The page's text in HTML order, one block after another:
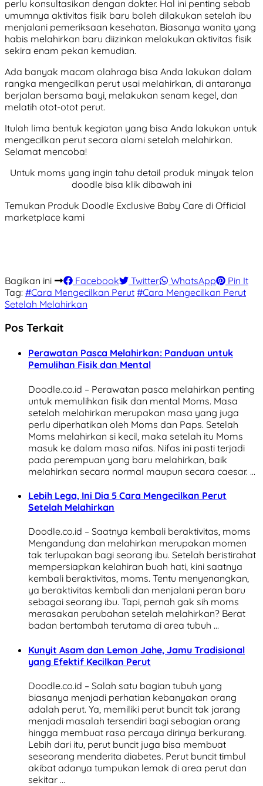
perlu konsultasikan dengan dokter. Hal ini penting sebab
umumnya aktivitas fisik baru boleh dilakukan setelah ibu
menjalani pemeriksaan kesehatan. Biasanya wanita yang
habis melahirkan baru diizinkan melakukan aktivitas fisik
sekira enam pekan kemudian.
Ada banyak macam olahraga bisa Anda lakukan dalam
rangka mengecilkan perut usai melahirkan, di antaranya
berjalan bersama bayi, melakukan senam kegel, dan
melatih otot-otot perut.
Itulah lima bentuk kegiatan yang bisa Anda lakukan untuk
mengecilkan perut secara alami setelah melahirkan.
Selamat mencoba!
Untuk moms yang ingin tahu detail produk minyak telon
doodle bisa klik dibawah ini
Temukan Produk Doodle Exclusive Baby Care di Official
marketplace kami
Bagikan ini Facebook Twitter WhatsApp
Pin It
Tag: #Cara Mengecilkan Perut #Cara Mengecilkan Perut
Setelah Melahirkan
Pos Terkait
Perawatan Pasca Melahirkan: Panduan untuk
Pemulihan Fisik dan Mental
Doodle.co.id – Perawatan pasca melahirkan penting
untuk memulihkan fisik dan mental Moms. Masa
setelah melahirkan merupakan masa yang juga
perlu diperhatikan oleh Moms dan Paps. Setelah
Moms melahirkan si kecil, maka setelah itu Moms
masuk ke dalam masa nifas. Nifas ini pasti terjadi
pada perempuan yang baru melahirkan, baik
melahirkan secara normal maupun secara caesar. …
Lebih Lega, Ini Dia 5 Cara Mengecilkan Perut
Setelah Melahirkan
Doodle.co.id – Saatnya kembali beraktivitas, moms
Mengandung dan melahirkan merupakan momen
tak terlupakan bagi seorang ibu. Setelah beristirahat
mempersiapkan kelahiran buah hati, kini saatnya
kembali beraktivitas, moms. Tentu menyenangkan,
ya beraktivitas kembali dan menjalani peran baru
sebagai seorang ibu. Tapi, pernah gak sih moms
merasakan perubahan setelah melahirkan? Berat
badan bertambah terutama di area tubuh …
Kunyit Asam dan Lemon Jahe, Jamu Tradisional
yang Efektif Kecilkan Perut
Doodle.co.id – Salah satu bagian tubuh yang
biasanya menjadi perhatian kebanyakan orang
adalah perut. Ya, memiliki perut buncit tak jarang
menjadi masalah tersendiri bagi sebagian orang
hingga membuat rasa percaya dirinya berkurang.
Lebih dari itu, perut buncit juga bisa membuat
seseorang menderita diabetes. Perut buncit timbul
akibat adanya tumpukan lemak di area perut dan
sekitar …